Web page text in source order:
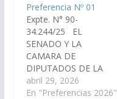
Preferencia Nº 01
Expte. N° 90-
34.244/25 EL
SENADO Y LA
CAMARA DE
DIPUTADOS DE LA
PROVINCIA,
SANCIONAN CON
abril 29, 2026
En "Preferencias 2026"